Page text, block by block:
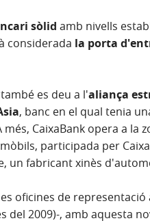
sòlid amb nivells
considerada la porta
es deu a l'aliança
, banc en el qual tenia
CaixaBank opera a la
participada per
un fabricant xinès
oficines de representació
del 2009)-, amb aquesta